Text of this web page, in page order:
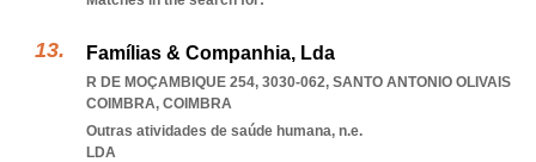
Famílias & Companhia, Lda
R DE MOÇAMBIQUE 254, 3030-062, SANTO ANTONIO OLIVAIS
COIMBRA, COIMBRA
Outras atividades de saúde humana, n.e.
LDA